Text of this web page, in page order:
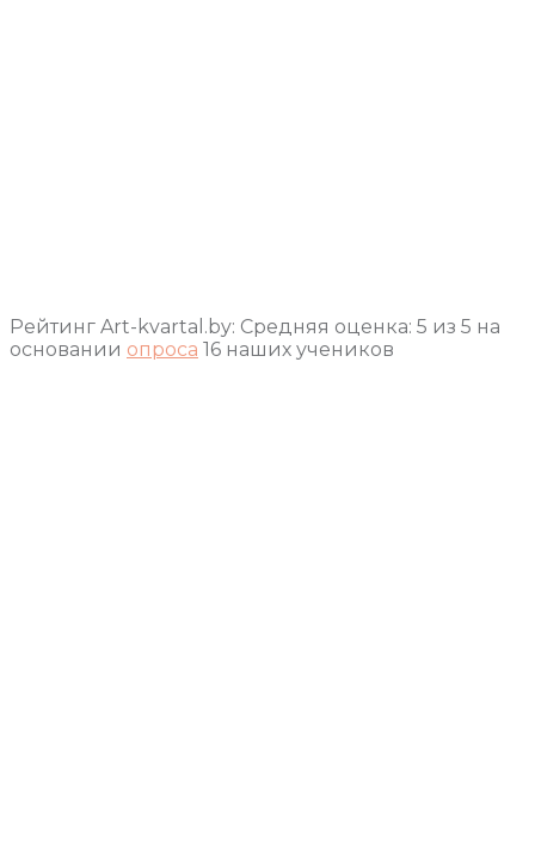
Рейтинг Art-kvartal.by: Средняя оценка: 5 из 5 на
основании опроса 16 наших учеников